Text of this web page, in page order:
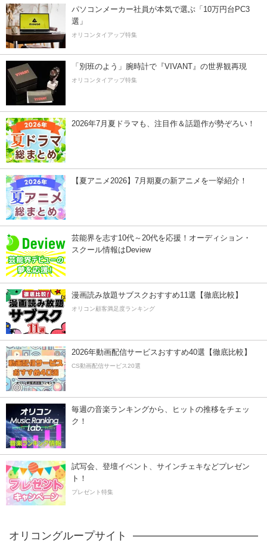
パソコンメーカー社員が本気で選ぶ「10万円台PC3
選」
オリコンタイアップ特集
「別班のよう」腕時計で『VIVANT』の世界観再現
オリコンタイアップ特集
2026年7月夏ドラマも、注目作＆話題作が勢ぞろい！
【夏アニメ2026】7月期夏の新アニメを一挙紹介！
芸能界を志す10代～20代を応援！オーディション・
スクール情報はDeview
漫画読み放題サブスクおすすめ11選【徹底比較】
オリコン顧客満足度ランキング
2026年動画配信サービスおすすめ40選【徹底比較】
CS動画配信サービス20選
毎週の音楽ランキングから、ヒットの推移をチェッ
ク！
試写会、登壇イベント、サインチェキなどプレゼン
ト！
プレゼント特集
オリコングループサイト